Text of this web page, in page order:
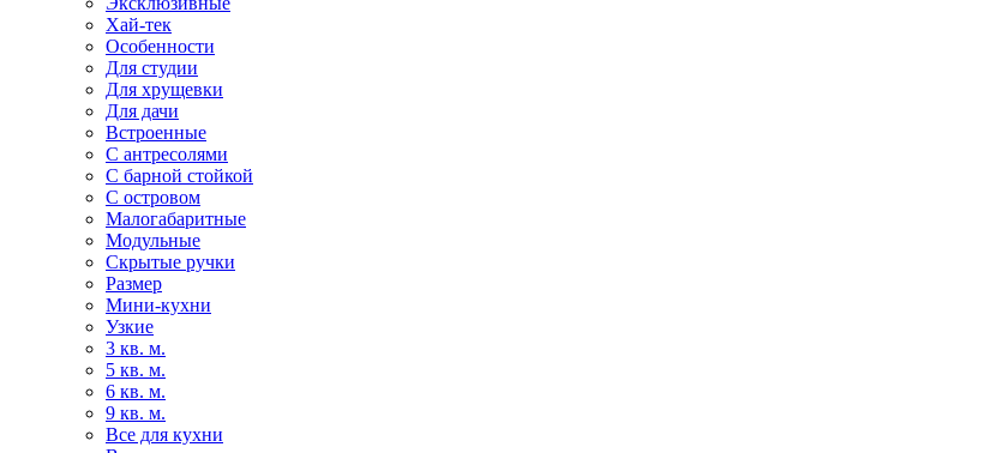
Хай-тек
Особенности
Для студии
Для хрущевки
Для дачи
Встроенные
С антресолями
С барной стойкой
С островом
Малогабаритные
Модульные
Скрытые ручки
Размер
Мини-кухни
Узкие
3 кв. м.
5 кв. м.
6 кв. м.
9 кв. м.
Все для кухни